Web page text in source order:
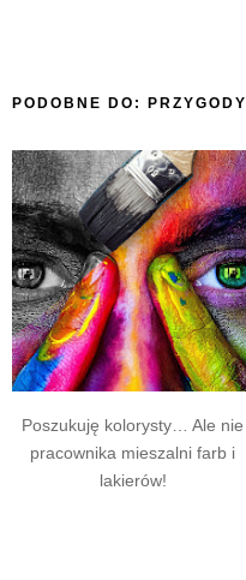
PODOBNE DO:
Poszukuję kolorysty… Ale nie
pracownika mieszalni farb i
lakierów!